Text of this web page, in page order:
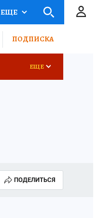
ЕЩЕ
ПОДПИСКА
ЕЩЕ
ПОДЕЛИТЬСЯ